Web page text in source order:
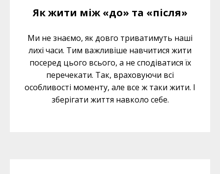
Як жити між «до» та «після»
Ми не знаємо, як довго триватимуть наші
лихі часи. Тим важливіше навчитися жити
посеред цього всього, а не сподіватися їх
перечекати. Так, враховуючи всі
особливості моменту, але все ж таки жити. І
зберігати життя навколо себе.